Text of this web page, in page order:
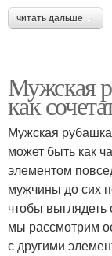
читать дальше →
Мужская
как
Мужская
может быть как
элементом
мужчины до сих
чтобы выглядеть
мы рассмотрим
с другими